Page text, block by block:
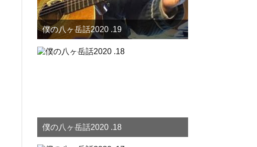
僕の八ヶ岳話2020 .19
僕の八ヶ岳話2020 .18